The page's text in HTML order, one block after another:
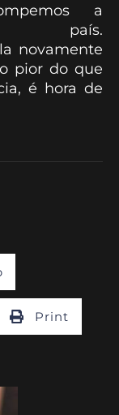
a
país.
novamente
pior do que
é hora de
Print